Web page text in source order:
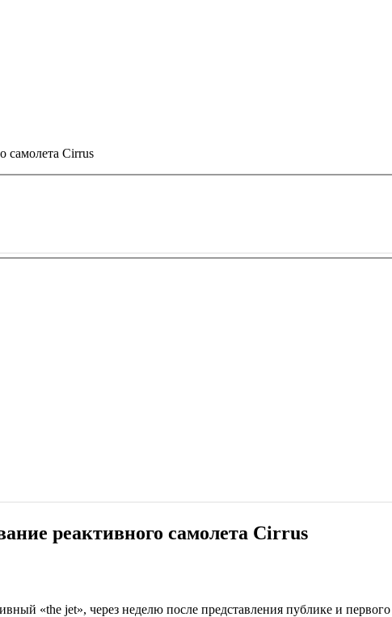
самолета Cirrus
реактивного самолета Cirrus
«the jet», через неделю после представления публике и